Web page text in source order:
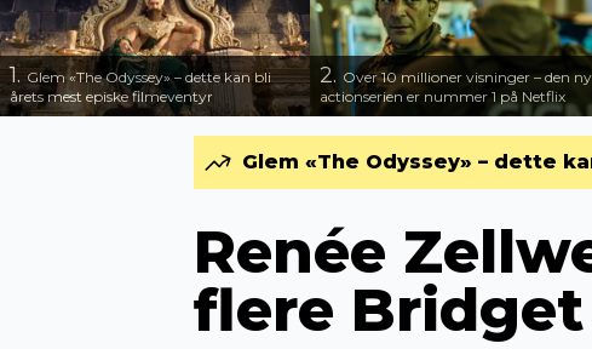
1. Glem «The Odyssey» – dette kan bli
årets mest episke filmeventyr
2. Over 10 millioner visninger – den
actionserien er nummer 1 på Netflix
Glem «The Odyssey» – dette
Renée
flere